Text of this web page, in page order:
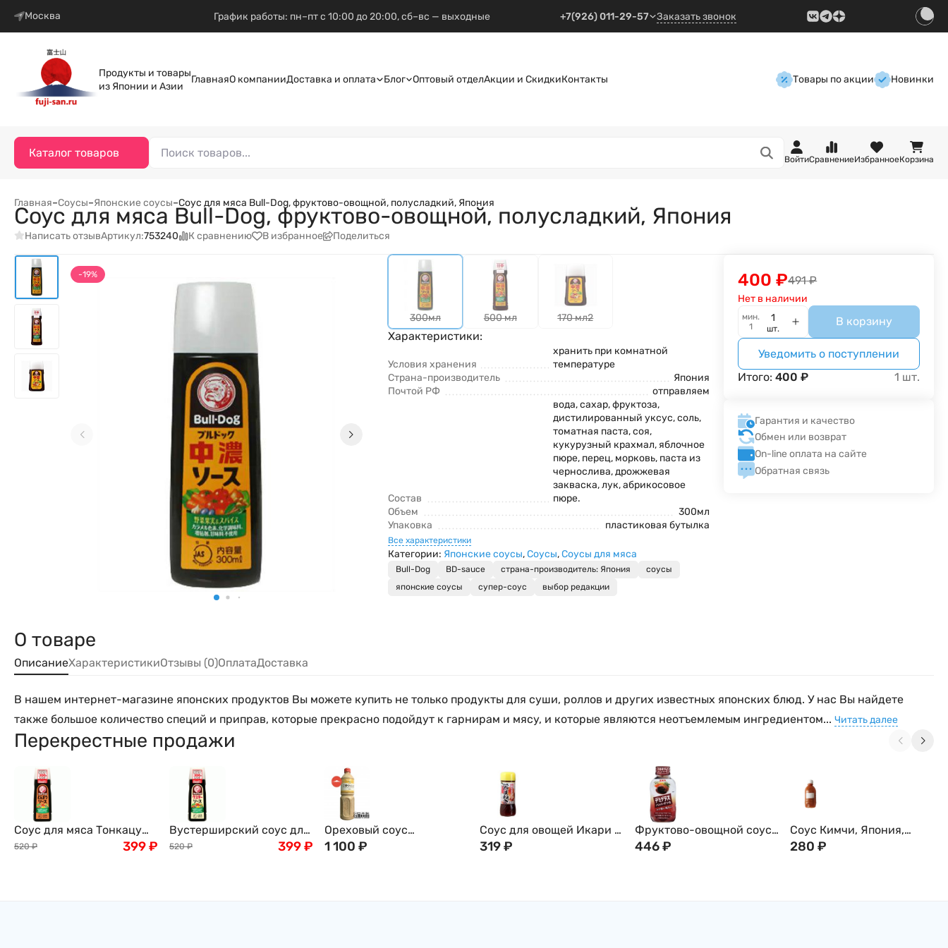
Москва График работы: пн–пт с 10:00 до 20:00, сб–вс — выходные +7(926) 011-29-57 Заказать звонок
Продукты и товары
из Японии и Азии
ГлавнаяО компанииДоставка и оплата Блог Оптовый отделАкции и СкидкиКонтакты Товары по акции Новинки
Каталог товаров
ВойтиСравнениеИзбранноеКорзина
Главная–Соусы–Японские соусы–Соус для мяса Bull-Dog, фруктово-овощной, полусладкий, Япония
Соус для мяса Bull-Dog, фруктово-овощной, полусладкий, Япония
Написать отзывАртикул:753240 К сравнению В избранное Поделиться
-19%
300мл 500 мл 170 мл2
Характеристики:
Условия хранения
хранить при комнатной
температуре
Страна-производитель
Япония
Почтой РФ
отправляем
Состав
вода, сахар, фруктоза,
дистилированный уксус, соль,
томатная паста, соя,
кукурузный крахмал, яблочное
пюре, перец, морковь, паста из
чернослива, дрожжевая
закваска, лук, абрикосовое
пюре.
Объем
300мл
Упаковка
пластиковая бутылка
Все характеристики
Категории: Японские соусы,Соусы,Соусы для мяса
Bull-Dog BD-sauce страна-производитель: Япония
соусы
японские соусы
супер-соус выбор редакции
491 ₽
400 ₽
Нет в наличии
мин.
1
шт.
В корзину
Уведомить о поступлении
Итого:400₽ 1 шт.
Гарантия и качество
Обмен или возврат
On-line оплата на сайте
Обратная связь
О товаре
ОписаниеХарактеристикиОтзывы (0)ОплатаДоставка
В нашем интернет-магазине японских продуктов Вы можете купить не только продукты для суши, роллов и других известных японских блюд. У нас Вы найдете
также большое количество специй и приправ, которые прекрасно подойдут к гарнирам и мясу, и которые являются неотъемлемым ингредиентом... Читать далее
Перекрестные продажи
Соус для мяса Тонкацу
Bull-Dog, овощной,
520 ₽ 399₽
Вустерширский соус для
мяса Bull-Dog, Япония
520 ₽ 399₽
Ореховый соус
(Гамадари) Косё, 1л
1 100 ₽
Соус для овощей Икари с
луком по-японски на
319₽
Фруктово-овощной соус
для стейков и бургеров
446₽
Соус Кимчи, Япония,
250мл
280 ₽